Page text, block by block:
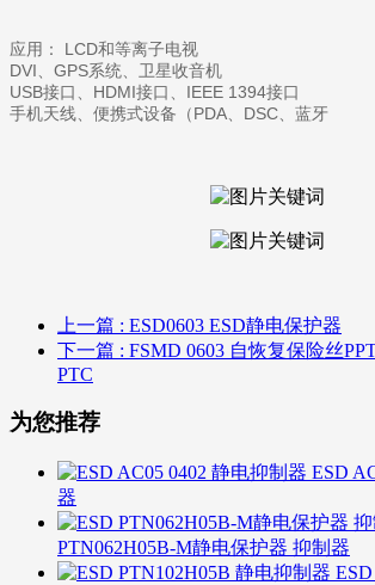
应用： LCD和等离子电视
DVI、GPS系统、卫星收音机
USB接口、HDMI接口、IEEE 1394接口
手机天线、便携式设备（PDA、DSC、蓝牙
上一篇 : ESD0603 ESD静电保护器
下一篇 : FSMD 0603 自恢复保险丝
PTC
为您推荐
ESD
器
PTN062H05B-M静电保护器 抑制器